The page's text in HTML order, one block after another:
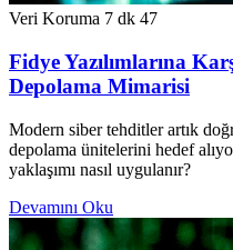
Veri Koruma 7 dk 47
Fidye Yazılımlarına
Depolama Mimarisi
Modern siber tehditler artık
depolama ünitelerini hedef
yaklaşımı nasıl uygulanır?
Devamını Oku